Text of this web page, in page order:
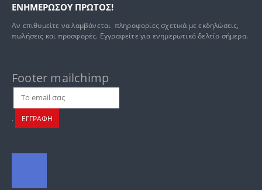
ΕΝΗΜΕΡΩΣΟΥ ΠΡΩΤΟΣ!
Αν επιθυμείτε να λαμβάνεται πληροφορίες σχετικά με εκδηλώσεις,
πωλήσεις και προσφορές. Εγγραφείτε για ενημερωτικό δελτίο σήμερα.
Footer mailchimp
. ΕΓΓΡΑΦΗ